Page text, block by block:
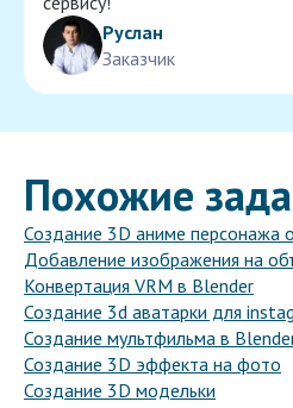
Руслан
Заказчик
Похожие
Создание 3D аниме персонажа
Добавление изображения на
Конвертация VRM в Blender
Создание 3d аватарки для
Создание мультфильма в
Создание 3D эффекта на фото
Создание 3D модельки